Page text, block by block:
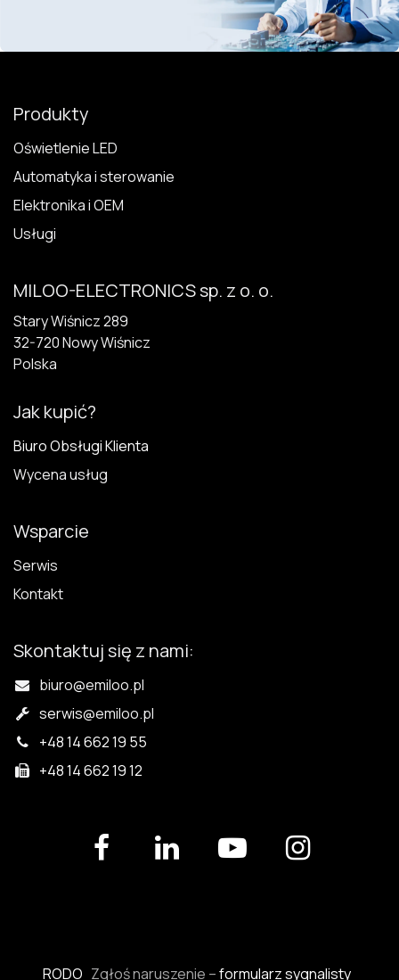
Produkty
Oświetlenie LED
Automatyka i sterowanie
Elektronika i OEM
Usługi
MILOO-ELECTRONICS sp. z o. o.
Stary Wiśnicz 289
32-720 N​owy Wiśnicz
Polska
Jak kupić?
Biuro Obsługi Klienta
Wycena usług
Wsparcie
Serwis
Kontakt
Skontaktuj się z nami:
biuro@emiloo.pl
serwis@emiloo.pl
+48 14 662 19 55
+48 14 662 19 12
RODO Zgłoś naruszenie –formularz sygnalisty